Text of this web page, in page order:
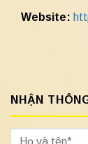
Website:
NHẬN